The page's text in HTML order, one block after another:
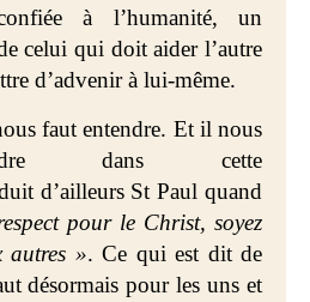
à l’humanité, un
celui qui doit aider l’autre
d’advenir à lui-même.
faut entendre. Et il nous
dans cette
d’ailleurs St Paul quand
pour le Christ, soyez
autres ». Ce qui est dit de
désormais pour les uns et